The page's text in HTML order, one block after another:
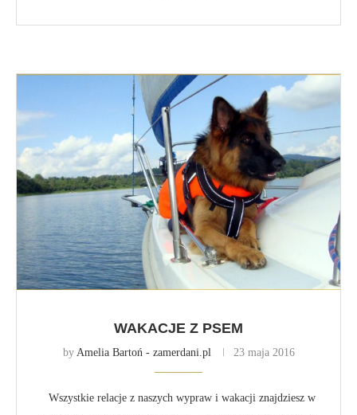
WAKACJE Z PSEM
by Amelia Bartoń - zamerdani.pl 23 maja 2016
Wszystkie relacje z naszych wypraw i wakacji znajdziesz w